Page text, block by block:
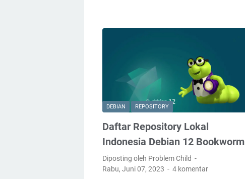
a
a
DEBIAN REPOSITORY
Daftar Repository Lokal
Indonesia Debian 12 Bookworm
Diposting oleh Problem Child
Rabu, Juni 07, 2023
4 komentar